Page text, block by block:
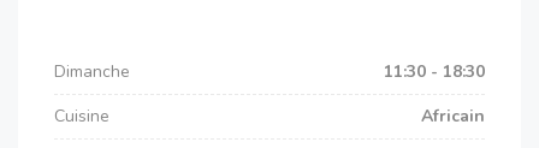
Dimanche
11:30 - 18:30
Cuisine
Africain